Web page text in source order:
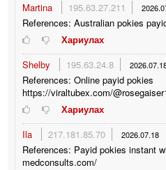
Martina
195.63.27.211
References: Australian pokies
Хариулах
Shelby
195.63.24.8
References: Online payid pokies
https://viraltubex.com/
Хариулах
Ila
217.181.85.70 2026.07.18
References: Payid pokies instant
medconsults.com/